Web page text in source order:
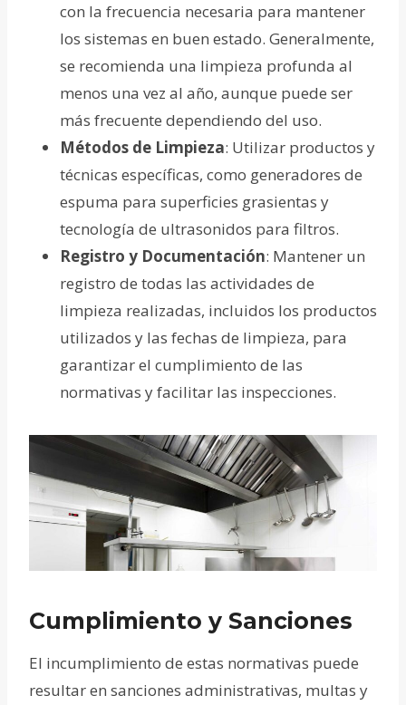
con la frecuencia necesaria para mantener
los sistemas en buen estado. Generalmente,
se recomienda una limpieza profunda al
menos una vez al año, aunque puede ser
más frecuente dependiendo del uso.
Métodos de Limpieza: Utilizar productos y
técnicas específicas, como generadores de
espuma para superficies grasientas y
tecnología de ultrasonidos para filtros.
Registro y Documentación: Mantener un
registro de todas las actividades de
limpieza realizadas, incluidos los productos
utilizados y las fechas de limpieza, para
garantizar el cumplimiento de las
normativas y facilitar las inspecciones.
Cumplimiento y Sanciones
El incumplimiento de estas normativas puede
resultar en sanciones administrativas, multas y